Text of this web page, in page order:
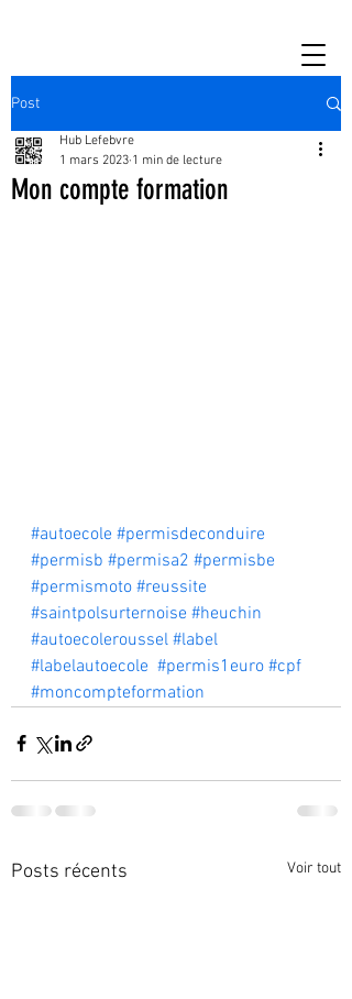
Post
Mon compte formation
Hub Lefebvre
1 mars 2023 1 min de lecture
#autoecole #permisdeconduire
#permisb #permisa2 #permisbe
#permismoto #reussite
#saintpolsurternoise #heuchin
#autoecoleroussel #label
#labelautoecole #permis1euro #cpf
#moncompteformation
Posts récents Voir tout